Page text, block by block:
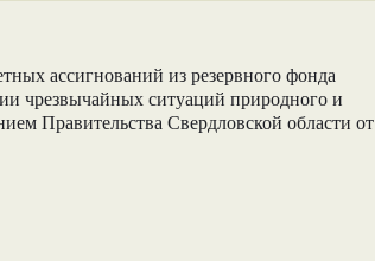
ассигнований из резервного фонда
чрезвычайных ситуаций природного и
Правительства Свердловской области от